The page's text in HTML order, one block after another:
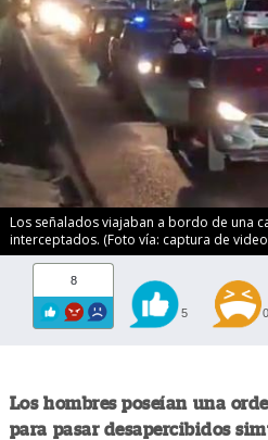
Los señalados viajaban a bordo de una
interceptados. (Foto vía: captura de
8
5 0
Los hombres poseían una
para pasar desapercibidos